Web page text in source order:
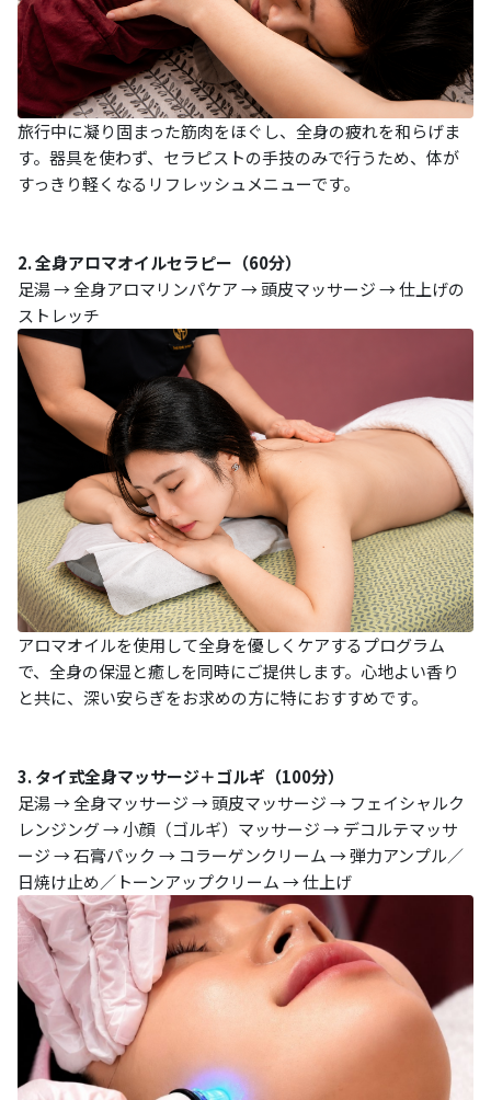
旅行中に凝り固まった筋肉をほぐし、全身の疲れを和らげま
す。器具を使わず、セラピストの手技のみで行うため、体が
すっきり軽くなるリフレッシュメニューです。
2. 全身アロマオイルセラピー（60分）
足湯 → 全身アロマリンパケア → 頭皮マッサージ → 仕上げの
ストレッチ
アロマオイルを使用して全身を優しくケアするプログラム
で、全身の保湿と癒しを同時にご提供します。心地よい香り
と共に、深い安らぎをお求めの方に特におすすめです。
3. タイ式全身マッサージ＋ゴルギ（100分）
足湯 → 全身マッサージ → 頭皮マッサージ → フェイシャルク
レンジング → 小顔（ゴルギ）マッサージ → デコルテマッサ
ージ → 石膏パック → コラーゲンクリーム → 弾力アンプル／
日焼け止め／トーンアップクリーム → 仕上げ